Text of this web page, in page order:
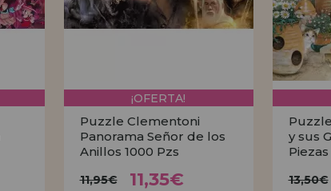
¡OFERTA!
Puzzle Clementoni
Panorama Señor de los
Anillos 1000 Pzs
11,95€ 11,35€
y sus
Piezas
13,50€